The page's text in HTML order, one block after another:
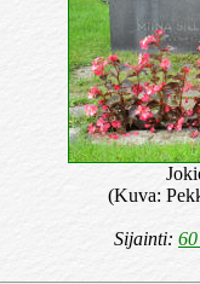
(Kuva:
Sijainti: